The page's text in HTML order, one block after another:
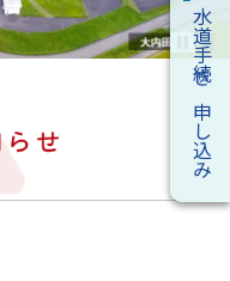
水道手続き申し込み